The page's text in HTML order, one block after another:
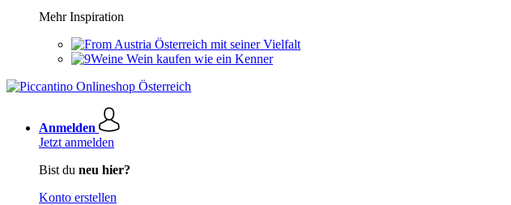
Mehr Inspiration
Österreich mit seiner Vielfalt
Wein kaufen wie ein Kenner
Anmelden
Jetzt anmelden
Bist du neu hier?
Konto erstellen